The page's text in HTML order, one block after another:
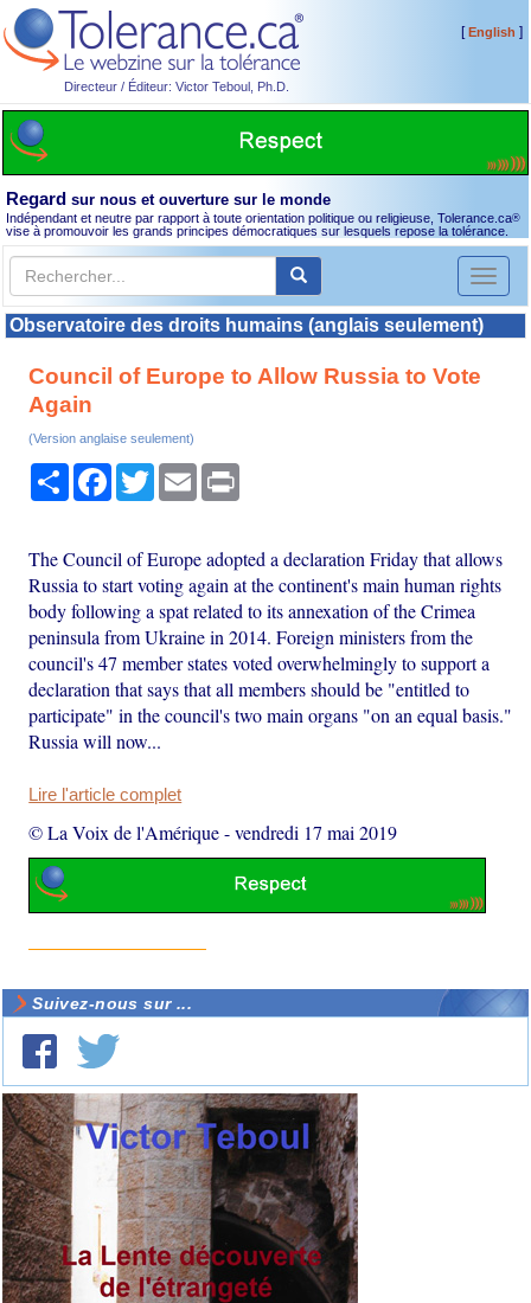
Directeur / Éditeur: Victor Teboul, Ph.D.
[English ]
Regard sur nous et ouverture sur le monde
Indépendant et neutre par rapport à toute orientation politique ou religieuse, Tolerance.ca®
vise à promouvoir les grands principes démocratiques sur lesquels repose la tolérance.
Toggle
Observatoire des droits humains (anglais seulement)
Council of Europe to Allow Russia to Vote
Again
(Version anglaise seulement)
PartagerFacebook
TwitterEmail
The Council of Europe adopted a declaration Friday that allows
Russia to start voting again at the continent's main human rights
body following a spat related to its annexation of the Crimea
peninsula from Ukraine in 2014. Foreign ministers from the
council's 47 member states voted overwhelmingly to support a
declaration that says that all members should be "entitled to
participate" in the council's two main organs "on an equal basis."
Russia will now...
Lire l'article complet
© La Voix de l'Amérique-vendredi 17 mai 2019
Suivez-nous sur ...